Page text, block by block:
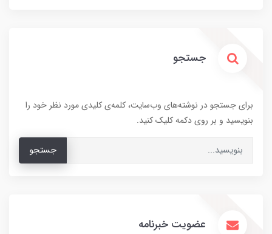
جستجو
برای جستجو در نوشته‌های وب‌سایت، کلمه‌ی کلیدی مورد نظر خود را
بنویسید و بر روی دکمه کلیک کنید.
جستجو
عضویت خبرنامه